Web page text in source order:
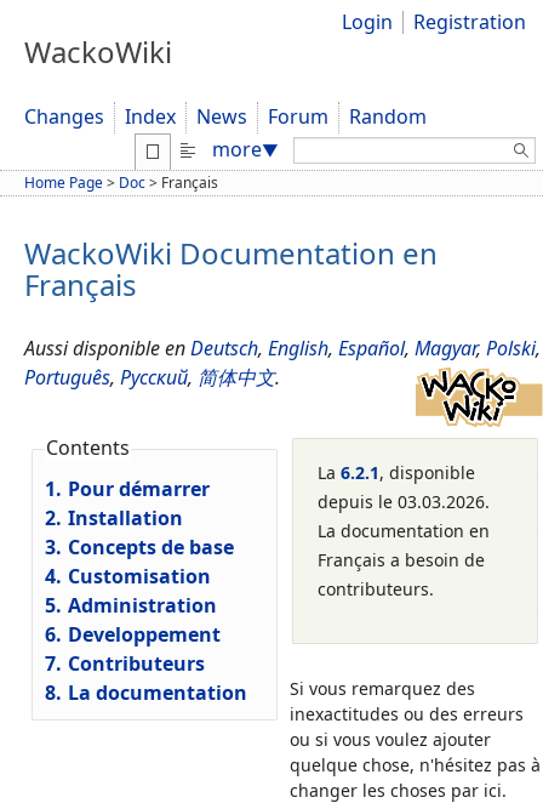
WackoWiki
Login Registration
Changes Index News Forum
Random
more▼ Search:
Home Page> Doc> Français
WackoWiki Documentation en
Français
Aussi disponible enDeutsch, English, Español, Magyar, Polski,
Português, Русский, 简体中文.
Contents
1. Pour démarrer
2. Installation
3. Concepts de base
4. Customisation
5. Administration
6. Developpement
7. Contributeurs
8. La documentation
La 6.2.1, disponible
depuis le 03.03.2026.
La documentation en
Français a besoin de
contributeurs.
Si vous remarquez des
inexactitudes ou des erreurs
ou si vous voulez ajouter
quelque chose, n'hésitez pas à
changer les choses par ici.